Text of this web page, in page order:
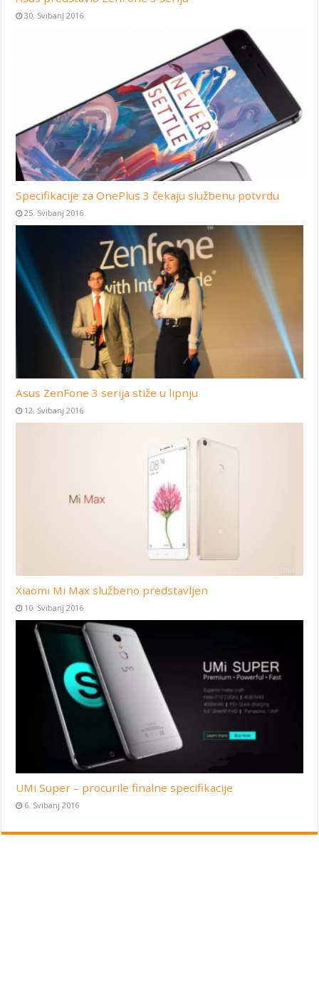
30. Svibanj 2016
Specifikacije za OnePlus 3 čekaju službenu potvrdu
25. Svibanj 2016
Asus ZenFone 3 serija stiže u lipnju
12. Svibanj 2016
Xiaomi Mi Max službeno predstavljen
10. Svibanj 2016
UMi Super – procurile finalne specifikacije
6. Svibanj 2016